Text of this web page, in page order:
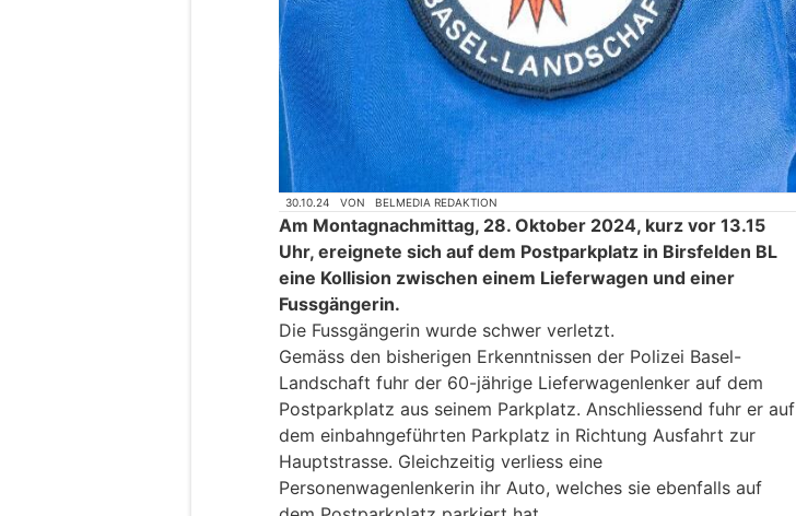
30.10.24 VON BELMEDIA REDAKTION
Am Montagnachmittag, 28. Oktober 2024, kurz vor 13.15
Uhr, ereignete sich auf dem Postparkplatz in Birsfelden BL
eine Kollision zwischen einem Lieferwagen und einer
Fussgängerin.
Die Fussgängerin wurde schwer verletzt.
Gemäss den bisherigen Erkenntnissen der Polizei Basel-
Landschaft fuhr der 60-jährige Lieferwagenlenker auf dem
Postparkplatz aus seinem Parkplatz. Anschliessend fuhr er auf
dem einbahngeführten Parkplatz in Richtung Ausfahrt zur
Hauptstrasse. Gleichzeitig verliess eine
Personenwagenlenkerin ihr Auto, welches sie ebenfalls auf